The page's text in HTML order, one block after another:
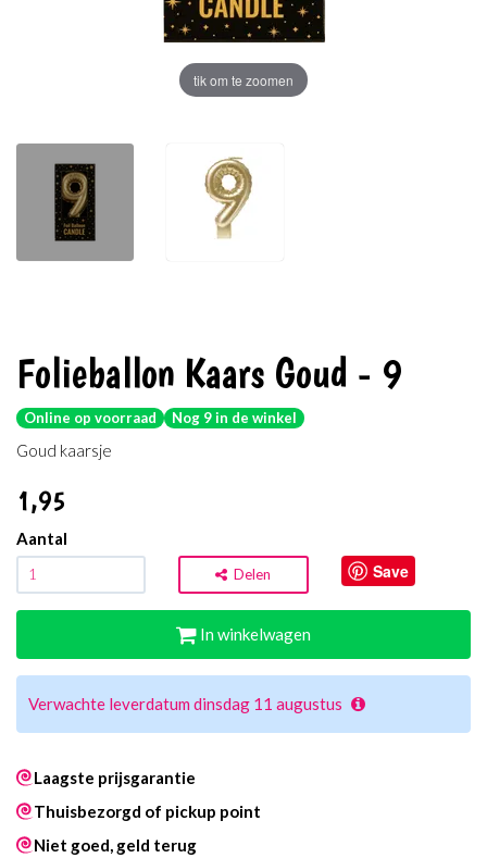
tik om te zoomen
Folieballon Kaars Goud - 9
Online op voorraad Nog 9 in de winkel
Goud kaarsje
1,95
Aantal
Delen Save
In winkelwagen
Verwachte leverdatum dinsdag 11 augustus
Laagste prijsgarantie
Thuisbezorgd of pickup point
Niet goed, geld terug